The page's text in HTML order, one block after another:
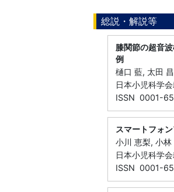
総説・解説等
膝関節の超音
例
樋口 藍, 太田
日本小児科学
ISSN 0001-
スマートフォ
小川 恵梨, 小
日本小児科学
ISSN 0001-